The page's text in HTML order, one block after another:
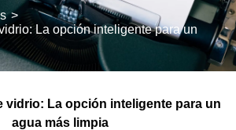
La opción inteligente para un
vidrio: La opción inteligente para un
agua más limpia